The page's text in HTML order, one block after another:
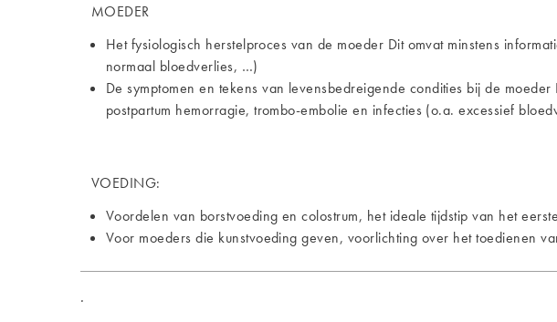
MOEDER
Het fysiologisch herstelproces van de moeder Dit omvat minstens
normaal bloedverlies, …)
De symptomen en tekens van levensbedreigende condities bij de
postpartum hemorragie, trombo-embolie en infecties (o.a. excessief
VOEDING:
Voordelen van borstvoeding en colostrum, het ideale tijdstip van het
Voor moeders die kunstvoeding geven, voorlichting over het toedienen
.